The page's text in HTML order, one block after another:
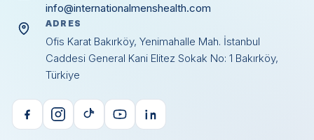
info@internationalmenshealth.com
ADRES
Ofis Karat Bakırköy, Yenimahalle Mah. İstanbul
Caddesi General Kani Elitez Sokak No: 1 Bakırköy,
Türkiye